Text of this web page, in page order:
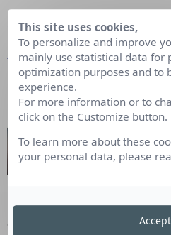
Deezer
Amazon Music
Google Podcasts
Co-production
This site uses cookies,
To personalize and improve
mainly use statistical data for
optimization purposes and to
experience.
For more information or to
click on the Customize button.
To learn more about these
your personal data, please